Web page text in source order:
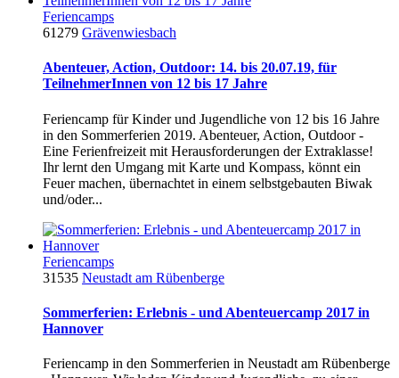
Feriencamps
61279 Grävenwiesbach
Abenteuer, Action, Outdoor: 14. bis 20.07.19, für
TeilnehmerInnen von 12 bis 17 Jahre
Feriencamp für Kinder und Jugendliche von 12 bis 16 Jahre
in den Sommerferien 2019. Abenteuer, Action, Outdoor -
Eine Ferienfreizeit mit Herausforderungen der Extraklasse!
Ihr lernt den Umgang mit Karte und Kompass, könnt ein
Feuer machen, übernachtet in einem selbstgebauten Biwak
und/oder...
Feriencamps
31535 Neustadt am Rübenberge
Sommerferien: Erlebnis - und Abenteuercamp 2017 in
Hannover
Feriencamp in den Sommerferien in Neustadt am Rübenberge